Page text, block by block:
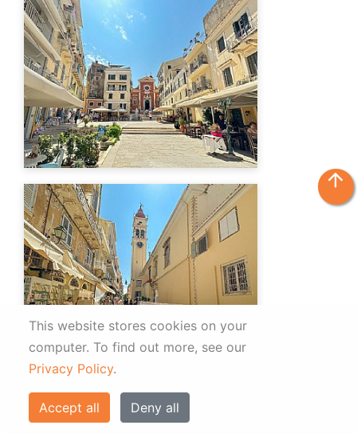
This website stores cookies on your
computer. To find out more, see our
Privacy Policy.
Accept all Deny all
arrow_upward